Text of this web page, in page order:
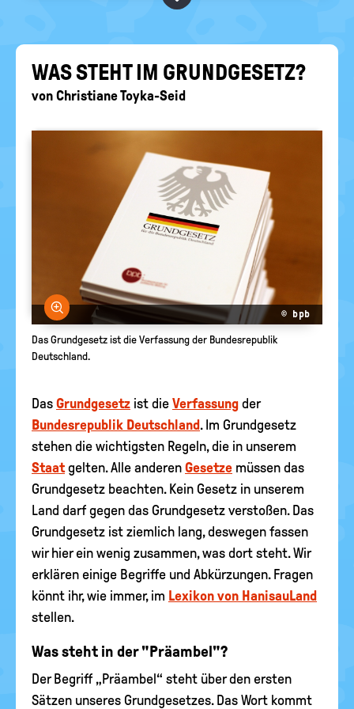
politische
WAS STEHT IM GRUND­GE­SETZ?
von Christiane Toyka-Seid
Bild vergrößern
© bpb
Das Grundgesetz ist die Verfassung der Bundesrepublik
Deutschland.
Das Grundgesetz ist die Verfassung der
Bundesrepublik Deutschland. Im Grundgesetz
stehen die wichtigsten Regeln, die in unserem
Staatgelten. Alle anderen Gesetze müssen das
Grundgesetz beachten. Kein Gesetz in unserem
Land darf gegen das Grundgesetz verstoßen. Das
Grundgesetz ist ziemlich lang, deswegen fassen
wir hier ein wenig zusammen, was dort steht. Wir
erklären einige Begriffe und Abkürzungen. Fragen
könnt ihr, wie immer, im Lexikon von HanisauLand
stellen.
Was steht in der "Präambel"?
Der Begriff „Präambel“ steht über den ersten
Sätzen unseres Grundgesetzes. Das Wort kommt